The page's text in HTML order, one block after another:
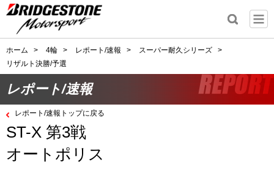
ホーム > 4輪 > レポート/速報 > スーパー耐久シリーズ
>
リザルト決勝/予選
レポート/速報
レポート/速報トップに戻る
ST-X 第3戦
オートポリス